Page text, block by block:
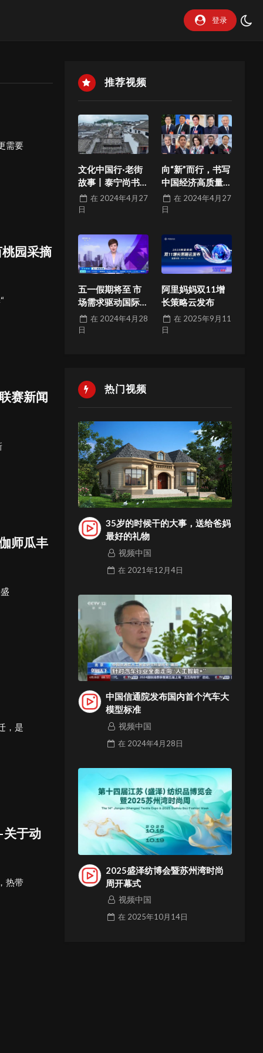
登录
需要
园采摘
赛新闻
师瓜丰
，是
于动
热带
推荐视频
文化中国行·老街
故事丨泰宁尚书
巷焕新记
在 2024年4月27
日
向“新”而行，书写
中国经济高质量
发展新篇章
在 2024年4月27
日
五一假期将至 市
场需求驱动国际
航班量迅速回升
在 2024年4月28
日
阿里妈妈双11增
长策略云发布
在 2025年9月11
日
热门视频
35岁的时候干的大事，送给爸妈
最好的礼物
视频中国
在 2021年12月4日
中国信通院发布国内首个汽车大
模型标准
视频中国
在 2024年4月28日
2025盛泽纺博会暨苏州湾时尚
周开幕式
视频中国
在 2025年10月14日